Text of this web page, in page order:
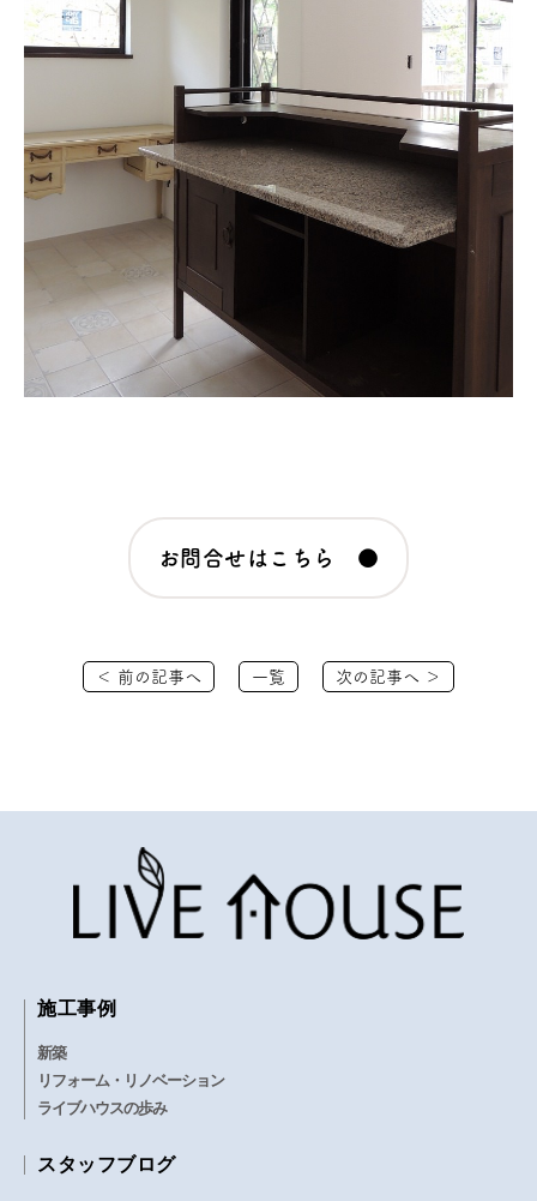
お問合せはこちら ●
＜ 前の記事へ 一覧 次の記事へ ＞
施工事例
新築
リフォーム・リノベーション
ライブハウスの歩み
スタッフブログ